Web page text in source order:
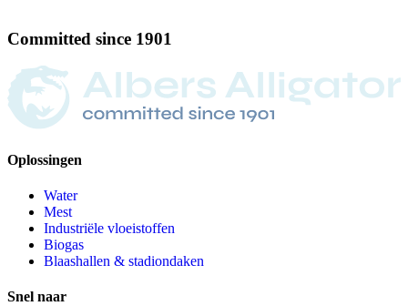
Committed since 1901
Oplossingen
Water
Mest
Industriële vloeistoffen
Biogas
Blaashallen & stadiondaken
Snel naar